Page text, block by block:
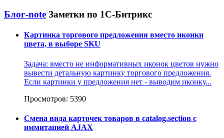
Блог-note Заметки по 1С-Битрикс
Картинка торгового предложения вместо иконки
цвета, в выборе SKU
Задача: вместо не информативных иконок цветов нужно
вывести детальную картинку торгового предложения.
Если картинки у предложения нет - выводим иконку...
Просмотров: 5390
Смена вида карточек товаров в catalog.section с
иммитацией AJAX